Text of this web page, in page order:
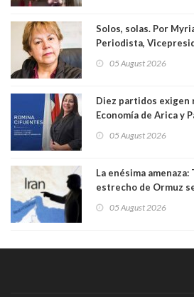
Solos, solas. Por
Periodista,
05 August 2026
Diez partidos exigen
Economía de Arica y
una militante de RN,
05 August 2026
La enésima
estrecho de Ormuz
05 August 2026